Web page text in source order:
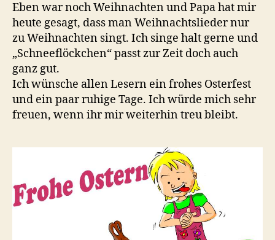
Eben war noch Weihnachten und Papa hat mir
heute gesagt, dass man Weihnachtslieder nur
zu Weihnachten singt. Ich singe halt gerne und
„Schneeflöckchen“ passt zur Zeit doch auch
ganz gut.
Ich wünsche allen Lesern ein frohes Osterfest
und ein paar ruhige Tage. Ich würde mich sehr
freuen, wenn ihr mir weiterhin treu bleibt.